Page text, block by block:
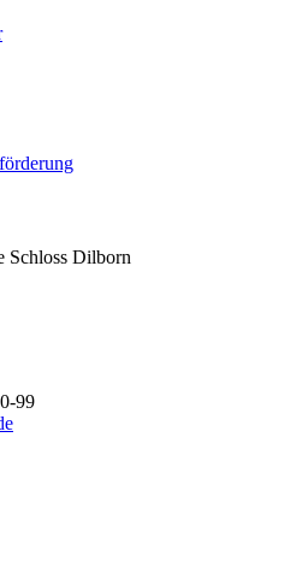
Schloss Dilborn
99